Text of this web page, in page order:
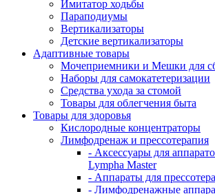
Имитатор ходьбы
Параподиумы
Вертикализаторы
Детские вертикализаторы
Адаптивные товары
Мочеприемники и Мешки для
Наборы для самокатетеризации
Средства ухода за стомой
Товары для облегчения быта
Товары для здоровья
Кислородные концентраторы
Лимфодренаж и прессотерапия
- Аксессуары для
Lympha Master
- Аппараты для
- Лимфодренажные